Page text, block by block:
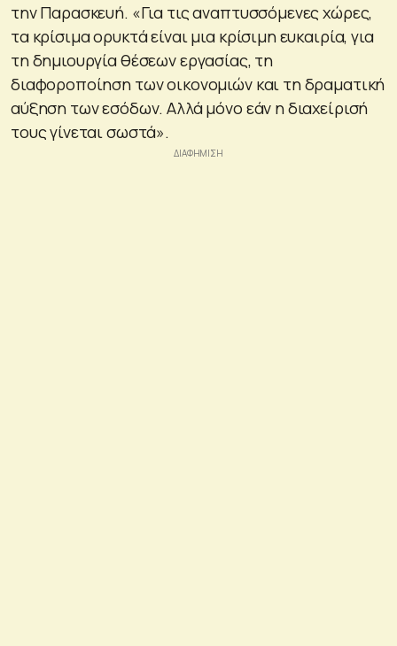
την Παρασκευή. «Για τις αναπτυσσόμενες χώρες,
τα κρίσιμα ορυκτά είναι μια κρίσιμη ευκαιρία, για
τη δημιουργία θέσεων εργασίας, τη
διαφοροποίηση των οικονομιών και τη δραματική
αύξηση των εσόδων. Αλλά μόνο εάν η διαχείρισή
τους γίνεται σωστά».